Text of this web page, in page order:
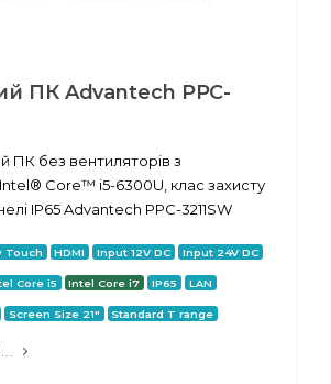
ПК Advantech PPC-
ПК без вентиляторів з
Core™ i5-6300U, клас захисту
IP65 Advantech PPC-3211SW
Touch HDMI Input 12V DC Input 24V DC
Core i5 Intel Core i7 IP65 LAN
Screen Size 21" Standard T range